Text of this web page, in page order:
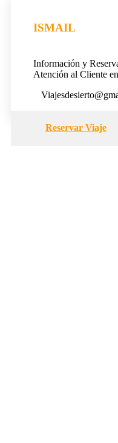
ISMAIL
Información y
Atención al Cliente
Reservar Viaje